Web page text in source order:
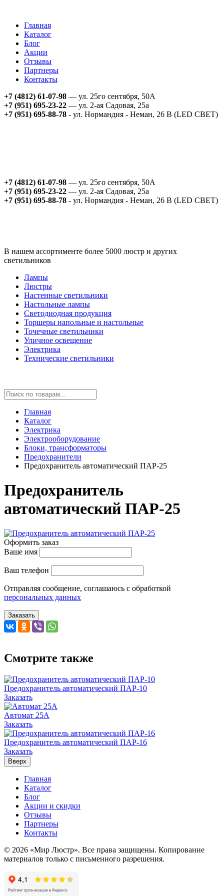
Главная
Каталог
Блог
Акции
Отзывы
Партнеры
Контакты
+7 (4812) 61-07-98 — ул. 25го сентября, 50А
+7 (951) 695-23-22 — ул. 2-ая Садовая, 25а
+7 (951) 695-88-78 - ул. Нормандия - Неман, 26 В (LED СВЕТ)
+7 (4812) 61-07-98 — ул. 25го сентября, 50А
+7 (951) 695-23-22 — ул. 2-ая Садовая, 25а
+7 (951) 695-88-78 - ул. Нормандия - Неман, 26 В (LED СВЕТ)
В нашем ассортименте более 5000 люстр и других
светильников
Лампы
Люстры
Настенные светильники
Настольные лампы
Светодиодная продукция
Торшеры напольные и настольные
Точечные светильники
Уличное освещение
Электрика
Технические светильники
Главная
Каталог
Электрика
Электрооборудование
Блоки, трансформаторы
Предохранители
Предохранитель автоматический ПАР-25
Предохранитель
автоматический ПАР-25
Оформить заказ
Ваше имя
Ваш телефон
Отправляя сообщение, соглашаюсь с обработкой
персональных данных
Заказать
Смотрите также
Предохранитель автоматический ПАР-10
Заказать
Автомат 25А
Заказать
Предохранитель автоматический ПАР-16
Заказать
Вверх
Главная
Каталог
Блог
Акции и скидки
Отзывы
Партнеры
Контакты
© 2026 «Мир Люстр». Все права защищены. Копирование
материалов только с письменного разрешения.